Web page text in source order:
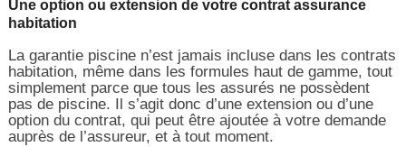
Une option ou extension de votre contrat assurance
habitation
La garantie piscine n’est jamais incluse dans les contrats
habitation, même dans les formules haut de gamme, tout
simplement parce que tous les assurés ne possèdent
pas de piscine. Il s’agit donc d’une extension ou d’une
option du contrat, qui peut être ajoutée à votre demande
auprès de l’assureur, et à tout moment.